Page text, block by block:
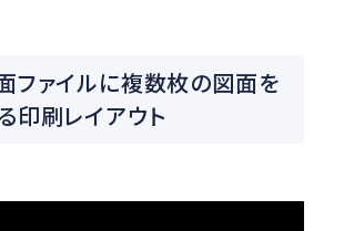
ファイルに複数枚の図面を
印刷レイアウト